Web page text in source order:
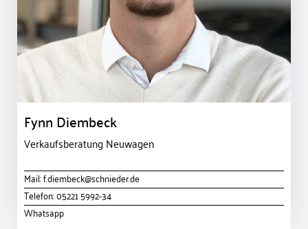
Fynn Diembeck
Verkaufsberatung Neuwagen
Mail:f.diembeck@schnieder.de
Telefon:05221 5992-34
Whatsapp